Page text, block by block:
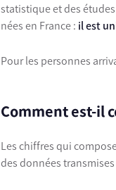
statistique et des
nées en France : il est
Pour les personnes
Comment est-il
Les chiffres qui
des données